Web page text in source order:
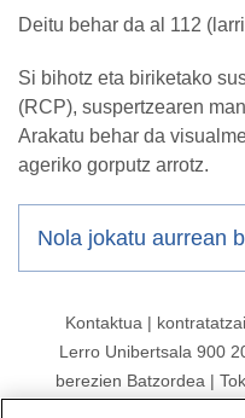
Deitu behar da al 112
Si bihotz eta biriketako
(RCP), suspertzearen
Arakatu behar da
ageriko gorputz arrotz.
Nola jokatu aurrean
Kontaktua |
Lerro Unibertsala 900
berezien Batzordea |